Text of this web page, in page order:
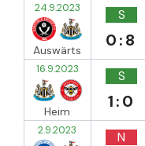
24.9.2023
Auswärts
S
0:8
16.9.2023
Heim
S
1:0
2.9.2023 N